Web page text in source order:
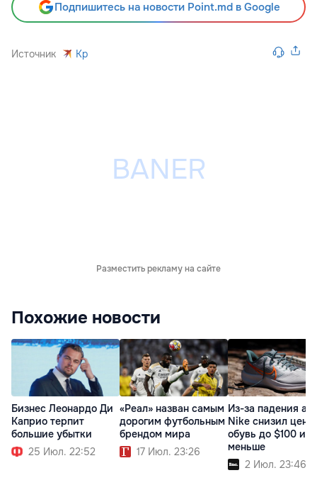
Подпишитесь на новости Point.md в Google
Источник Kp
Разместить рекламу на сайте
Похожие новости
Бизнес Леонардо Ди
Каприо терпит
большие убытки
25 Июл. 22:52
«Реал» назван самым
дорогим футбольным
брендом мира
17 Июл. 23:26
Из-за падения
Nike снизил цены
обувь до $100 и
меньше
2 Июл. 23:46